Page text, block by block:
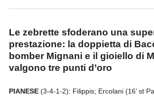
Le zebrette sfoderano una
prestazione: la doppietta di
bomber Mignani e il gioiello di
valgono tre punti d’oro
PIANESE (3-4-1-2): Filippis; Ercolani (16’ st